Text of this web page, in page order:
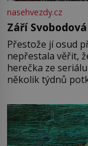
nasehvezdy.cz
Září
Přestože jí osud
nepřestala věřit, že
herečka ze
několik týdnů